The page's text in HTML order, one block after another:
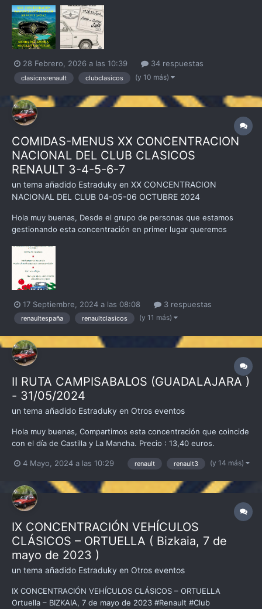
donde las personas organizadoras de la misma han invertido
tiempo y esfuerzo en darle forma para poder presentaros u...
28 Febrero, 2026 a las 10:39 34 respuestas
clasicosrenault clubclasicos (y 10 más)
COMIDAS-MENUS XX CONCENTRACION
NACIONAL DEL CLUB CLASICOS
RENAULT 3-4-5-6-7
un tema añadido Estraduky en XX CONCENTRACION
NACIONAL DEL CLUB 04-05-06 OCTUBRE 2024
Hola muy buenas, Desde el grupo de personas que estamos
gestionando esta concentración en primer lugar queremos
que la comida es uno de los puntos críticos de las
concentraciones, y es por ello que decidimos lanzar la
concentración...
17 Septiembre, 2024 a las 08:08 3 respuestas
renaultespaña renaultclasicos (y 11 más)
II RUTA CAMPISABALOS (GUADALAJARA )
- 31/05/2024
un tema añadido Estraduky en Otros eventos
Hola muy buenas, Compartimos esta concentración que coincide
con el día de Castilla y La Mancha. Precio : 13,40 euros.
4 Mayo, 2024 a las 10:29
renault renault3 (y 14 más)
IX CONCENTRACIÓN VEHÍCULOS
CLÁSICOS – ORTUELLA ( Bizkaia, 7 de
mayo de 2023 )
un tema añadido Estraduky en Otros eventos
IX CONCENTRACIÓN VEHÍCULOS CLÁSICOS – ORTUELLA
Ortuella – BIZKAIA, 7 de mayo de 2023 #Renault #Club